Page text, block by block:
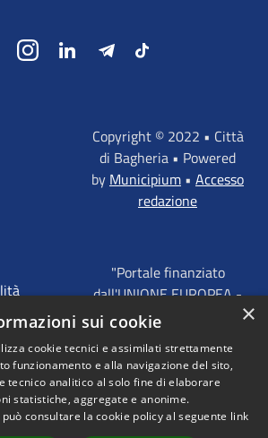
YoutubeInstagramLinkedIn TelegramTiktok
Copyright © 2022 • Città
di Bagheria • Powered
by Municipium • Accesso
redazione
"Portale finanziato
dall'UNIONE EUROPEA -
FONDI STRUTTURALI
EUROPEI - Programma
Operativo FESR Sicilia
2014 - 2020 Agenda
Urbana ITI "Palermo -
×
sui cookie
cookie tecnici e assimilati strettamente
funzionamento e alla navigazione del sito,
tecnico analitico al solo fine di elaborare
statistiche, aggregate e anonime.
consultare la cookie policy al seguente link